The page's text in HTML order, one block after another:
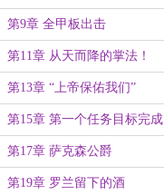
第9章 全甲板出击
第11章 从天而降的掌法！
第13章 “上帝保佑我们”
第15章 第一个任务目标完成
第17章 萨克森公爵
第19章 罗兰留下的酒